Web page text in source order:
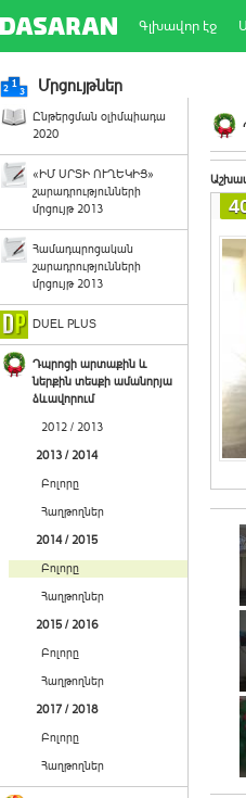
Գլխավոր էջ
Մրցույթներ
Ընթերցման օլիմպիադա
2020
«ԻՄ ՍՐՏԻ ՈՒՂԵԿԻՑ»
շարադրությունների
մրցույթ 2013
Համադպրոցական
շարադրությունների
մրցույթ 2013
DUEL PLUS
Դպրոցի արտաքին և
ներքին տեսքի ամանորյա
ձևավորում
2012 / 2013
2013 / 2014
Բոլորը
Հաղթողներ
2014 / 2015
Բոլորը
Հաղթողներ
2015 / 2016
Բոլորը
Հաղթողներ
2017 / 2018
Բոլորը
Հաղթողներ